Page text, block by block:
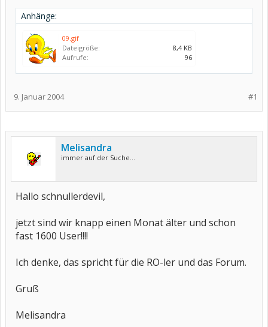
Anhänge:
09.gif
Dateigröße:
8,4 KB
Aufrufe:
96
#1
9. Januar 2004
Melisandra
immer auf der Suche...
Hallo schnullerdevil,
jetzt sind wir knapp einen Monat älter und schon
fast 1600 User!!!!
Ich denke, das spricht für die RO-ler und das Forum.
Gruß
Melisandra